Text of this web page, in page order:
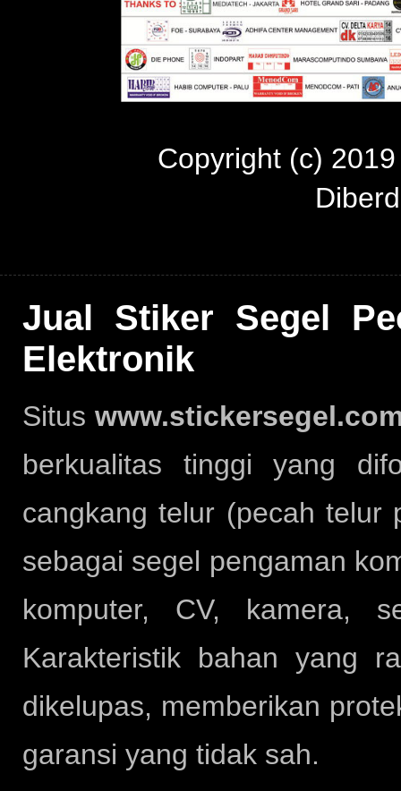
Copyright (c)
Jual Stiker Segel
Elektronik
Situs
berkualitas tinggi yang
cangkang telur (pecah telur
sebagai segel pengaman
komputer, CV, kamera,
Karakteristik bahan yang
dikelupas, memberikan
garansi yang tidak sah.